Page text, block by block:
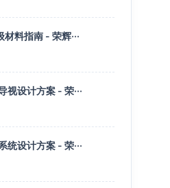
料指南 - 荣辉···
设计方案 - 荣···
设计方案 - 荣···